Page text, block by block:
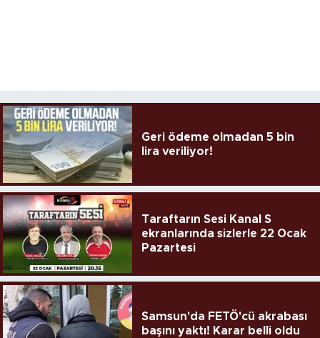
Geri ödeme olmadan 5 bin
lira veriliyor!
Taraftarın Sesi Kanal S
ekranlarında sizlerle 22 Ocak
Pazartesi
Samsun'da FETÖ'cü akrabası
başını yaktı! Karar belli oldu